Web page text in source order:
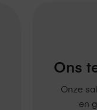
Ons
Onze
en